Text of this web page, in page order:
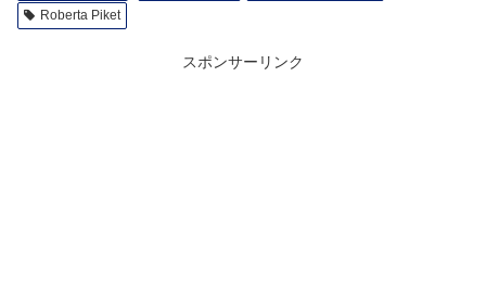
Roberta Piket
スポンサーリンク